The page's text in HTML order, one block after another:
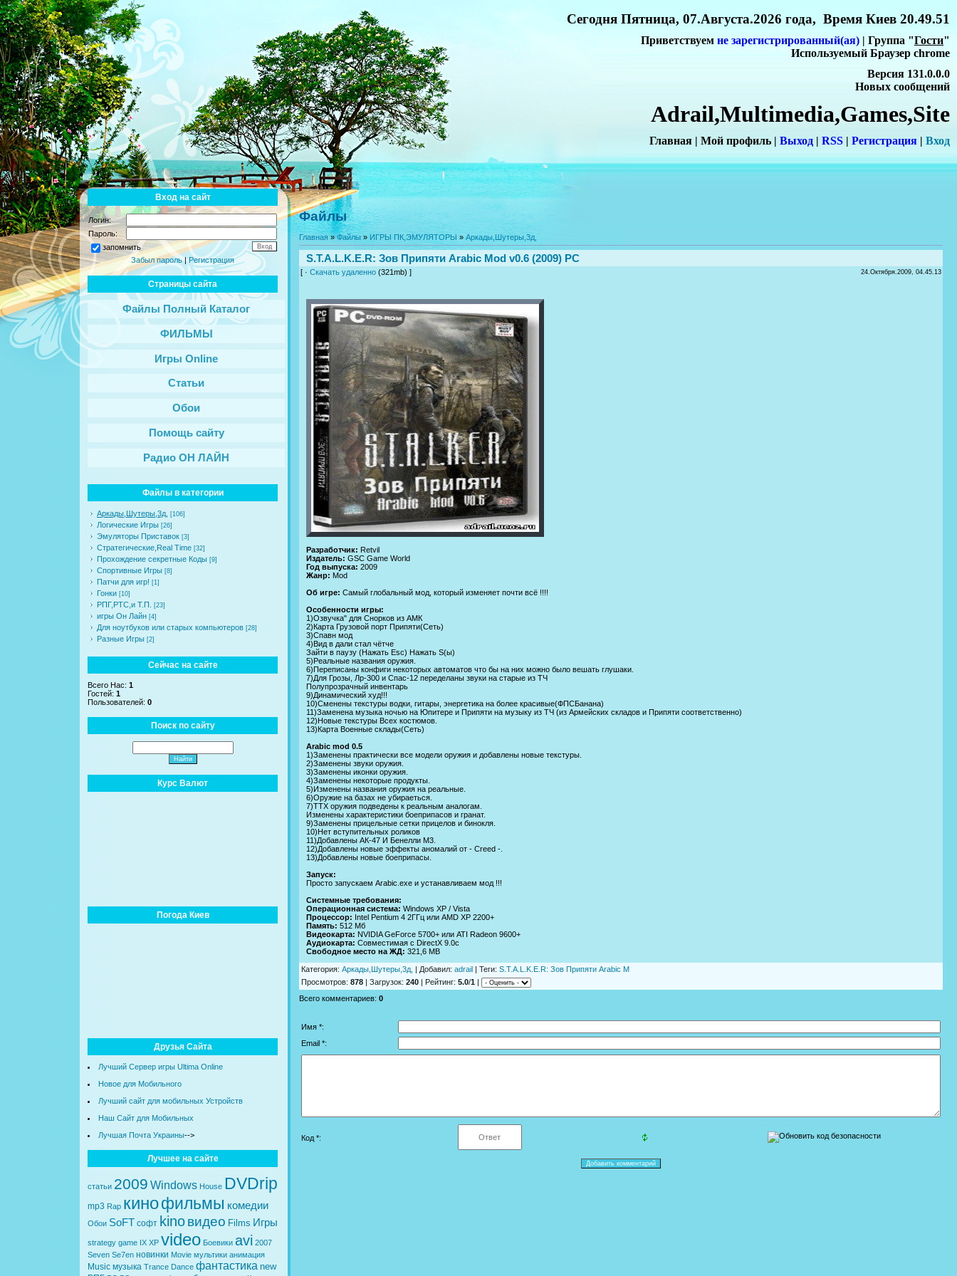
Сегодня Пятница, 07.Августа.2026 года, Время Киев 20.49.51
Приветствуем не зарегистрированный(ая) | Группа "Гости"
Используемый Браузер chrome
Версия 131.0.0.0
Новых сообщений
Adrail,Multimedia,Games,Site
Главная | Мой профиль | Выход | RSS | Регистрация | Вход
Вход на сайт
Логин:
Пароль:
запомнить
Забыл пароль|Регистрация
Страницы сайта
Файлы Полный Каталог
ФИЛЬМЫ
Игры Online
Статьи
Обои
Помощь сайту
Радио ОН ЛАЙН
Файлы в категории
Аркады,Шутеры,3д, [106]
Логические Игры [26]
Эмуляторы Приставок [3]
Стратегические,Real Time [32]
Прохождение секретные Коды [9]
Спортивные Игры [8]
Патчи для игр! [1]
Гонки [10]
РПГ,РТС,и Т.П. [23]
игры Он Лайн [4]
Для ноутбуков или старых компьютеров [28]
Разные Игры [2]
Сейчас на сайте
Всего Нас: 1
Гостей: 1
Пользователей: 0
Поиск по сайту
Курс Валют
Погода Киев
Друзья Сайта
Лучший Сервер игры Ultima Online
Новое для Мобильного
Лучший сайт для мобильных Устройств
Наш Сайт для Мобильных
Лучшая Почта Украины-->
Лучшее на сайте
статьи 2009 Windows House DVDrip
mp3 Rap кинофильмы комедии
Обои SoFT софт kinoвидео Films Игры
strategy game IX XP video Боевики avi 2007
Seven Se7en новинки Movie мультики анимация
Music музыка Trance Dance фантастика new
Файлы
Главная»Файлы» ИГРЫ ПК,ЭМУЛЯТОРЫ »Аркады,Шутеры,3д,
S.T.A.L.K.E.R: Зов Припяти Arabic Mod v0.6 (2009) РС
[ · Скачать удаленно (321mb) ] 24.Октября.2009, 04.45.13
Разработчик: Retvil
Издатель: GSC Game World
Год выпуска: 2009
Жанр: Mod
Об игре: Самый глобальный мод, который изменяет почти всё !!!!
Особенности игры:
1)Озвучка" для Снорков из АМК
2)Карта Грузовой порт Припяти(Сеть)
3)Спавн мод
4)Вид в дали стал чётче
Зайти в паузу (Нажать Esc) Нажать S(ы)
5)Реальные названия оружия.
6)Переписаны конфиги некоторых автоматов что бы на них можно было вешать глушаки.
7)Для Грозы, Лр-300 и Спас-12 переделаны звуки на старые из ТЧ
Полупрозрачный инвентарь
9)Динамический худ!!!
10)Сменены текстуры водки, гитары, энергетика на более красивые(ФПСБанана)
11)Заменена музыка ночью на Юпитере и Припяти на музыку из ТЧ (из Армейских складов и Припяти соответственно)
12)Новые текстуры Всех костюмов.
13)Карта Военные склады(Сеть)
Arabic mod 0.5
1)Заменены практически все модели оружия и добавлены новые текстуры.
2)Заменены звуки оружия.
3)Заменены иконки оружия.
4)Заменены некоторые продукты.
5)Изменены названия оружия на реальные.
6)Оружие на базах не убираеться.
7)ТТХ оружия подведены к реальным аналогам.
Изменены характеристики боеприпасов и гранат.
9)Заменены прицельные сетки прицелов и бинокля.
10)Нет вступительных роликов
11)Добавлены АК-47 И Бенелли М3.
12)Добавлены новые эффекты аномалий от - Creed -.
13)Добавлены новые боеприпасы.
Запуск:
Просто запускаем Arabic.exe и устанавливаем мод !!!
Системные требования:
Операционная система: Windows XP / Vista
Процессор: Intel Pentium 4 2ГГц или AMD XP 2200+
Память: 512 Мб
Видеокарта: NVIDIA GeForce 5700+ или ATI Radeon 9600+
Аудиокарта: Совместимая с DirectX 9.0c
Свободное место на ЖД: 321,6 MB
Категория: Аркады,Шутеры,3д, | Добавил: adrail | Теги: S.T.A.L.K.E.R: Зов Припяти Arabic M
Просмотров: 878 | Загрузок: 240 | Рейтинг: 5.0/1 |
Всего комментариев: 0
Имя *:
Email *:
Код *: